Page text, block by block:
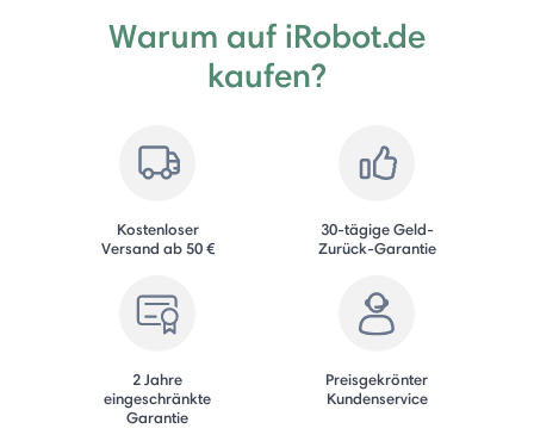
Warum auf iRobot.de
kaufen?
Kostenloser
Versand ab 50 €
30-tägige Geld-
Zurück-Garantie
2 Jahre
eingeschränkte
Garantie
Preisgekrönter
Kundenservice